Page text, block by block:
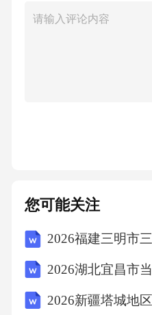
在效果进行预测和评
药物疗效评估123AI可
组、蛋白质组和其他
辅助医生制定个性化的
果和患者生活质量。个
以预测患者对特定治疗
疗支出。治疗反应预测
您可能关注